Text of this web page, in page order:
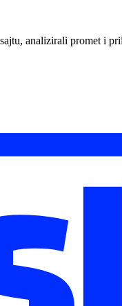
analizirali promet i